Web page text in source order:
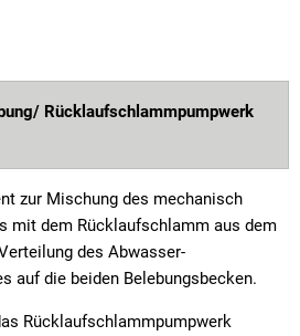
Rücklaufschlammpumpwerk
zur Mischung des mechanisch
mit dem Rücklaufschlamm aus dem
des Abwasser-
auf die beiden Belebungsbecken.
Rücklaufschlammpumpwerk